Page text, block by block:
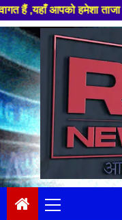
हमेशा ताजा खबरों से
Skip
to
content
Menu